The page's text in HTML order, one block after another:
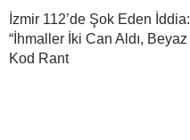
İzmir 112’de Şok Eden İddia:
“İhmaller İki Can Aldı, Beyaz
Kod Rant